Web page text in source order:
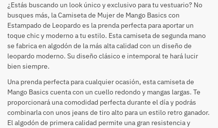
¿Estás buscando un look único y exclusivo para tu vestuario? No
busques más, la Camiseta de Mujer de Mango Basics con
Estampado de Leopardo es la prenda perfecta para aportar un
toque chic y moderno a tu estilo. Esta camiseta de segunda mano
se fabrica en algodón de la más alta calidad con un diseño de
leopardo moderno. Su diseño clásico e intemporal te hará lucir
bien siempre.
Una prenda perfecta para cualquier ocasión, esta camiseta de
Mango Basics cuenta con un cuello redondo y mangas largas. Te
proporcionará una comodidad perfecta durante el día y podrás
combinarla con unos jeans de tiro alto para un estilo retro ganador.
El algodón de primera calidad permite una gran resistencia y